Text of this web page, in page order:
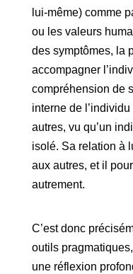
lui-même) comme
ou les valeurs
des symptômes, la
accompagner
compréhension de
interne de
autres, vu qu’un
isolé. Sa relation à
aux autres, et il
autrement.
C’est donc
outils
une réflexion